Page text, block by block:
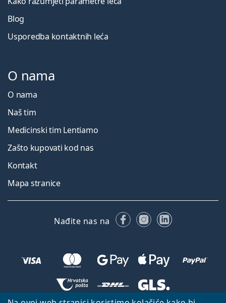
Blog
Usporedba kontaktnih leća
O nama
O nama
Naš tim
Medicinski tim Lentiamo
Zašto kupovati kod nas
Kontakt
Mapa stranice
Nađite nas na FacebookuInstagramu
LinkedIn